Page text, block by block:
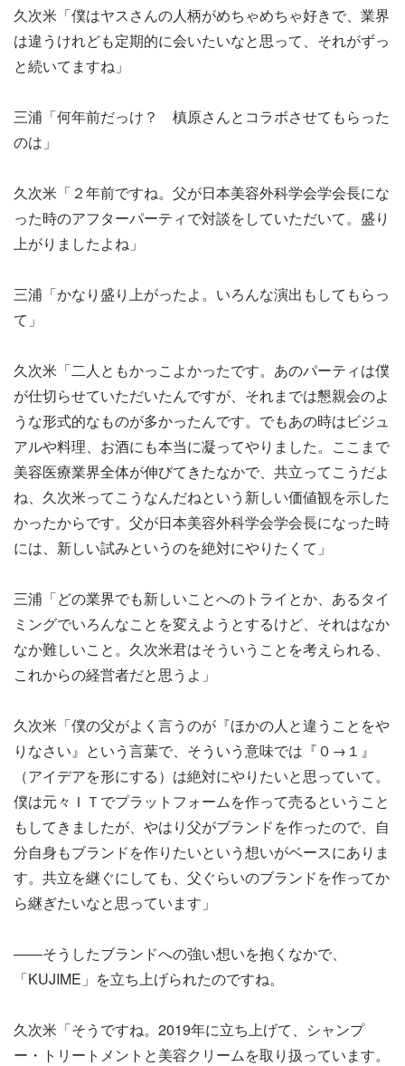
久次米「僕はヤスさんの人柄がめちゃめちゃ好きで、業界
は違うけれども定期的に会いたいなと思って、それがずっ
と続いてますね」
三浦「何年前だっけ？ 槙原さんとコラボさせてもらった
のは」
久次米「２年前ですね。父が日本美容外科学会学会長にな
った時のアフターパーティで対談をしていただいて。盛り
上がりましたよね」
三浦「かなり盛り上がったよ。いろんな演出もしてもらっ
て」
久次米「二人ともかっこよかったです。あのパーティは僕
が仕切らせていただいたんですが、それまでは懇親会のよ
うな形式的なものが多かったんです。でもあの時はビジュ
アルや料理、お酒にも本当に凝ってやりました。ここまで
美容医療業界全体が伸びてきたなかで、共立ってこうだよ
ね、久次米ってこうなんだねという新しい価値観を示した
かったからです。父が日本美容外科学会学会長になった時
には、新しい試みというのを絶対にやりたくて」
三浦「どの業界でも新しいことへのトライとか、あるタイ
ミングでいろんなことを変えようとするけど、それはなか
なか難しいこと。久次米君はそういうことを考えられる、
これからの経営者だと思うよ」
久次米「僕の父がよく言うのが『ほかの人と違うことをや
りなさい』という言葉で、そういう意味では『０→１』
（アイデアを形にする）は絶対にやりたいと思っていて。
僕は元々ＩＴでプラットフォームを作って売るということ
もしてきましたが、やはり父がブランドを作ったので、自
分自身もブランドを作りたいという想いがベースにありま
す。共立を継ぐにしても、父ぐらいのブランドを作ってか
ら継ぎたいなと思っています」
――そうしたブランドへの強い想いを抱くなかで、
「KUJIME」を立ち上げられたのですね。
久次米「そうですね。2019年に立ち上げて、シャンプ
ー・トリートメントと美容クリームを取り扱っています。